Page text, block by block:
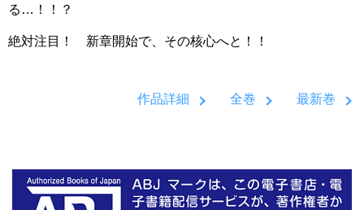
る…！！？
絶対注目！ 新章開始で、その核心へと！！
作品詳細 全巻 最新巻